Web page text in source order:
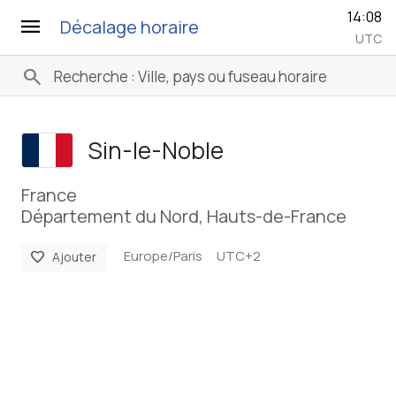
menu Décalage horaire 14:08
UTC
search
Sin-le-Noble
France
Département du Nord, Hauts-de-France
favorite Ajouter Europe/Paris UTC+2